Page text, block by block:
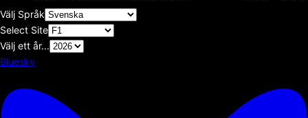
Välj Språk
Select Site
Välj ett år...
Bluesky